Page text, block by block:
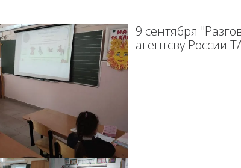
9 сентября
агентсву России